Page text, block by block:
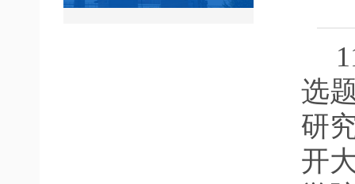
选
研
开